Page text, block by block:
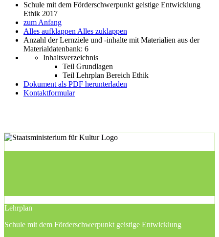
Schule mit dem Förderschwerpunkt geistige Entwicklung
Ethik 2017
zum Anfang
Alles aufklappen Alles zuklappen
Anzahl der Lernziele und -inhalte mit Materialien aus der
Materialdatenbank: 6
Inhaltsverzeichnis
Teil Grundlagen
Teil Lehrplan Bereich Ethik
Dokument als PDF herunterladen
Kontaktformular
Lehrplan
Schule mit dem Förderschwerpunkt geistige Entwicklung